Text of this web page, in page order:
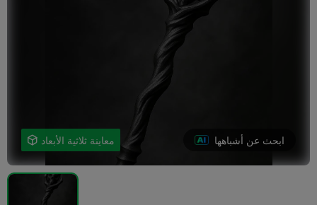
 معاينة ثلاثية الأبعاد ابحث عن أشباهها